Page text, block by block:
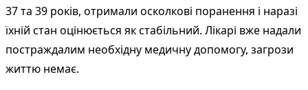
37 та 39 років, отримали осколкові поранення і наразі
їхній стан оцінюється як стабільний. Лікарі вже надали
постраждалим необхідну медичну допомогу, загрози
життю немає.